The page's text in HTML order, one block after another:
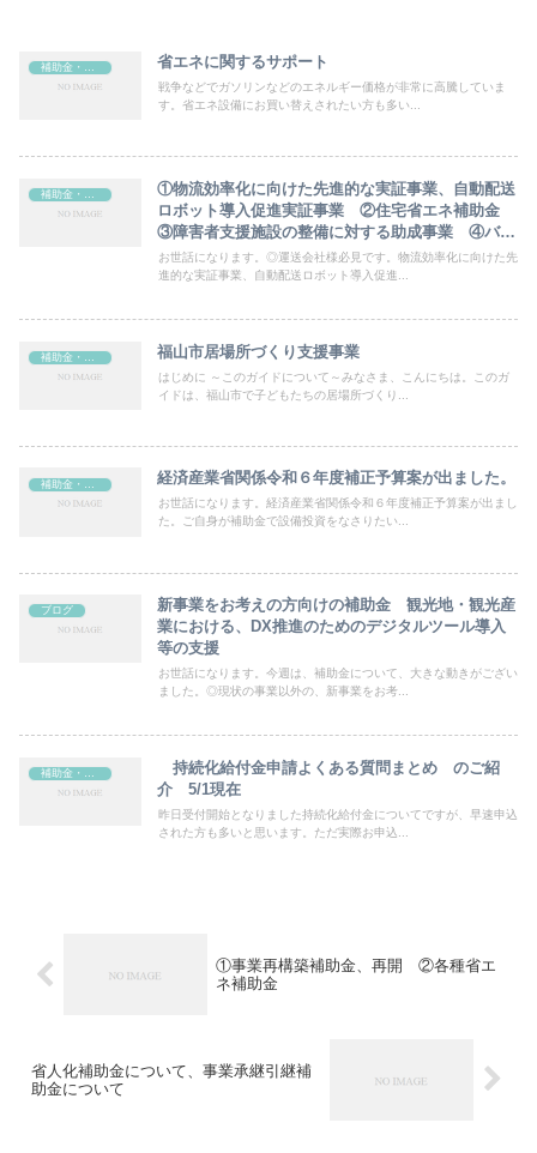
補助金・助成金 省エネに関するサポート
戦争などでガソリンなどのエネルギー価格が非常に高騰していま
す。省エネ設備にお買い替えされたい方も多い...
①物流効率化に向けた先進的な実証事業、自動配送
ロボット導入促進実証事業 ②住宅省エネ補助金
③障害者支援施設の整備に対する助成事業 ④バイ
オエコノミー産業創出支援事業費補助金
お世話になります。◎運送会社様必見です。物流効率化に向けた先
進的な実証事業、自動配送ロボット導入促進...
福山市居場所づくり支援事業
はじめに ～このガイドについて～みなさま、こんにちは。このガ
イドは、福山市で子どもたちの居場所づくり...
経済産業省関係令和６年度補正予算案が出ました。
お世話になります。経済産業省関係令和６年度補正予算案が出まし
た。ご自身が補助金で設備投資をなさりたい...
ブログ
新事業をお考えの方向けの補助金 観光地・観光産
業における、DX推進のためのデジタルツール導入
等の支援
お世話になります。今週は、補助金について、大きな動きがござい
ました。◎現状の事業以外の、新事業をお考...
補助金・助成金
持続化給付金申請よくある質問まとめ のご紹
介 5/1現在
昨日受付開始となりました持続化給付金についてですが、早速申込
された方も多いと思います。ただ実際お申込...
①事業再構築補助金、再開 ②各種省エ
ネ補助金
省人化補助金について、事業承継引継補
助金について